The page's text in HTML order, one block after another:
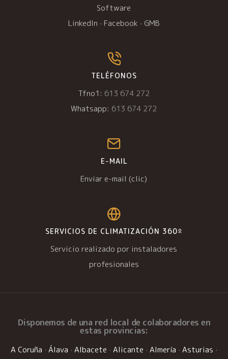
Software
LinkedIn · Facebook · GMB
TELÉFONOS
Tfno1: 613 674 272
Whatsapp: 613 674 272
E-MAIL
Enviar e-mail (clic)
SERVICIOS DE CLIMATIZACIÓN 360º
Servicio realizado por instaladores
profesionales
Disponemos de una red local de colaboradores en
estas provincias:
A Coruña · Álava · Albacete · Alicante · Almería · Asturias ·